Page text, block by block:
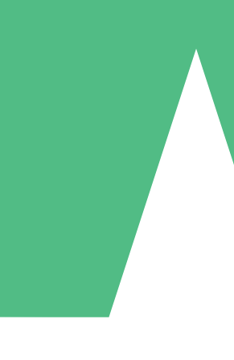
Individuella
per användning med nedladdningskrediter.
5 Nedladdningar
US$